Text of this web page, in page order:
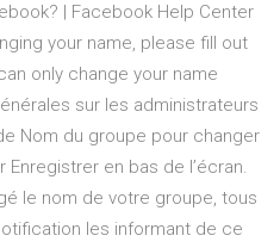
| Facebook Help Center
your name, please fill out
only change your name
sur les administrateurs
Nom du groupe pour changer
Enregistrer en bas de l’écran.
le nom de votre groupe, tous
les informant de ce